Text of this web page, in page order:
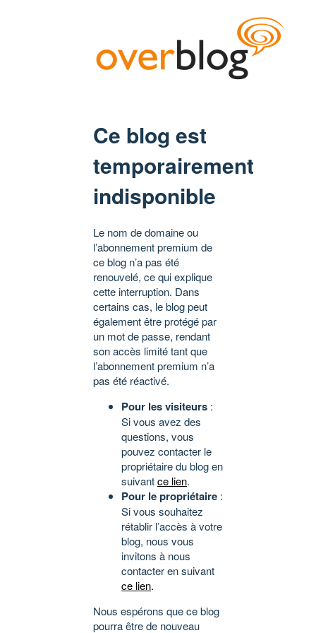
Ce blog est
temporairement
indisponible
Le nom de domaine ou
l’abonnement premium de
ce blog n’a pas été
renouvelé, ce qui explique
cette interruption. Dans
certains cas, le blog peut
également être protégé par
un mot de passe, rendant
son accès limité tant que
l’abonnement premium n’a
pas été réactivé.
Pour les visiteurs :
Si vous avez des
questions, vous
pouvez contacter le
propriétaire du blog en
suivantce lien.
Pour le propriétaire :
Si vous souhaitez
rétablir l’accès à votre
blog, nous vous
invitons à nous
contacter en suivant
ce lien.
Nous espérons que ce blog
pourra être de nouveau